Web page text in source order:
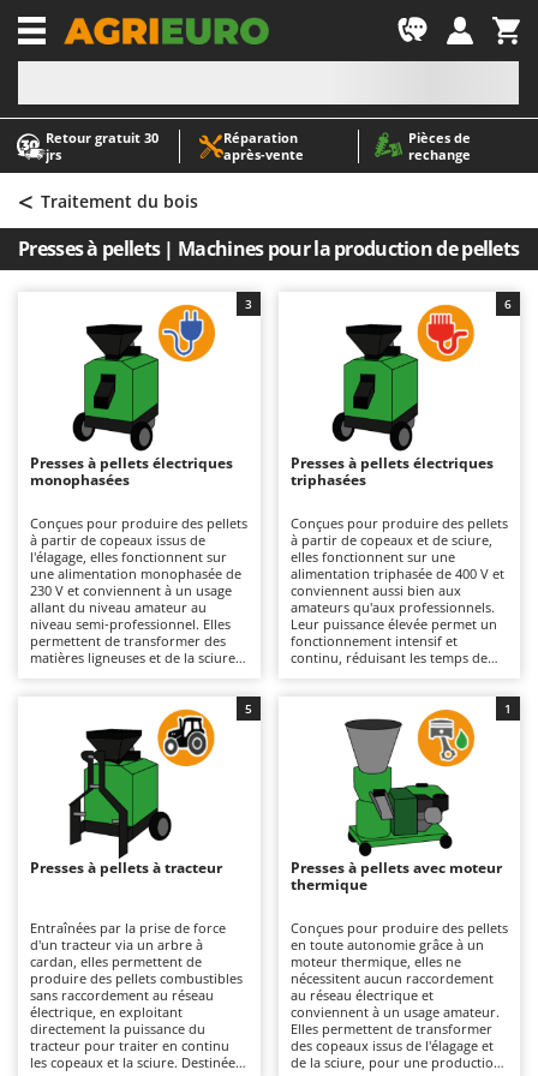
Retour gratuit 30
jrs
Réparation
après‑vente
Pièces de
rechange
-1
A
Abris de jardin
Accessoires pour tracteurs tondeuses autoportés
Aérateurs Scarificateurs pour gazon
Arracheuses de pommes de terre pour tracteur
Aspirateurs - Balais Électriques
Aspirateurs à cendres
Aspirateurs à feuilles sur roues
Aspirateurs de piscine
Aspirateurs Multifonctions
Atomiseurs agricoles pour tracteurs
Atomiseurs pour traitements
Autolaveuses
Autres produits
B
Balayeuses
Bancs de scie pour le bois - Scies à bûches
Barbecues
Bennes pour tracteur
Brosses pour sols extérieurs
Brouettes à moteur
Broyeurs à axe horizontal pour tracteur
Butteurs pour tracteur
C
Chargeurs de batterie - Démarreurs
Charrues pour tracteur
A
AgriEuro Premium
AgriEuro TOP-LINE
AGT
Airmec
AL-KO
ALA 2000
Alce
Alpina
Ama
Ambrogio Robot
Annovi Reverberi
ANTHBOT
Archman
Ardes
Argo
Ariete
Artus
Attila
Ausonia
Awelco
B
Baesso
Bahco
< Traitement du bois
Presses à pellets | Machines pour la production de pellets
Presses à pellets électriques
monophasées
Conçues pour produire des pellets
à partir de copeaux issus de
l'élagage, elles fonctionnent sur
une alimentation monophasée de
230 V et conviennent à un usage
allant du niveau amateur au
niveau semi-professionnel. Elles
permettent de transformer des
matières ligneuses et de la sciure
occasionnelle de pellets destinés
au chauffage des poêles et des
chaudières. L'alimentation
électrique garantit une utilisation
simple et un démarrage immédiat,
tandis que leurs dimensions
compactes facilitent leur
installation dans un garage ou un
local technique. Elles constituent
une solution idéale pour valoriser
les déchets d'élagage et réduire les
la propreté et de l'usure des
rouleaux et de la filière, ainsi que
la vidange périodique de l'huile
des engrenages.
3
Presses à pellets électriques
triphasées
Conçues pour produire des pellets
à partir de copeaux et de sciure,
elles fonctionnent sur une
alimentation triphasée de 400 V et
conviennent aussi bien aux
amateurs qu'aux professionnels.
Leur puissance élevée permet un
fonctionnement intensif et
continu, réduisant les temps de
du traitement de volumes
importants de broyat, de sciure
ou de déchets de bois, pour la
fabrication de pellets destinés aux
différents systèmes de chauffage.
Elles constituent une solution
idéale pour les exploitations
agricoles, les ateliers et les
menuiseries souhaitant valoriser
leurs résidus végétaux ou de
transformation du bois. Leur
entretien est limité au contrôle de
rouleaux et de la filière, ainsi qu'à
la vidange périodique de l'huile
des engrenages.
6
Presses à pellets à tracteur
Entraînées par la prise de force
d'un tracteur via un arbre à
cardan, elles permettent de
produire des pellets combustibles
sans raccordement au réseau
électrique, en exploitant
directement la puissance du
tracteur pour traiter en continu
les copeaux et la sciure. Destinées
5
Presses à pellets avec moteur
thermique
Conçues pour produire des pellets
en toute autonomie grâce à un
moteur thermique, elles ne
nécessitent aucun raccordement
au réseau électrique et
conviennent à un usage amateur.
Elles permettent de transformer
des copeaux issus de l'élagage et
de la sciure, pour une production
1